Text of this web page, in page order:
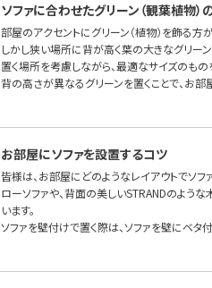
ソファに合わせたグリーン（観葉植物）
部屋のアクセントにグリーン（植物）を飾る方が
しかし狭い場所に背が高く葉の大きなグリー
置く場所を考慮しながら、最適なサイズのもの
背の高さが異なるグリーンを置くことで、お
お部屋にソファを設置するコツ
皆様は、お部屋にどのようなレイアウトでソフ
ローソファや、背面の美しいSTRANDのよう
います。
ソファを壁付けで置く際は、ソファを壁にベ